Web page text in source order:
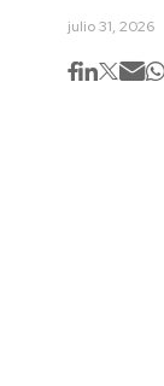
julio 31, 2026